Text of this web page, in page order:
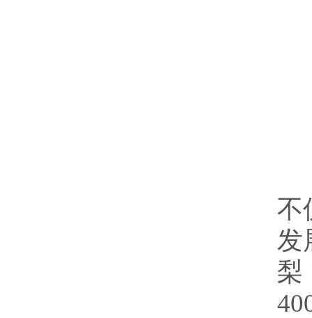
不
发
梨